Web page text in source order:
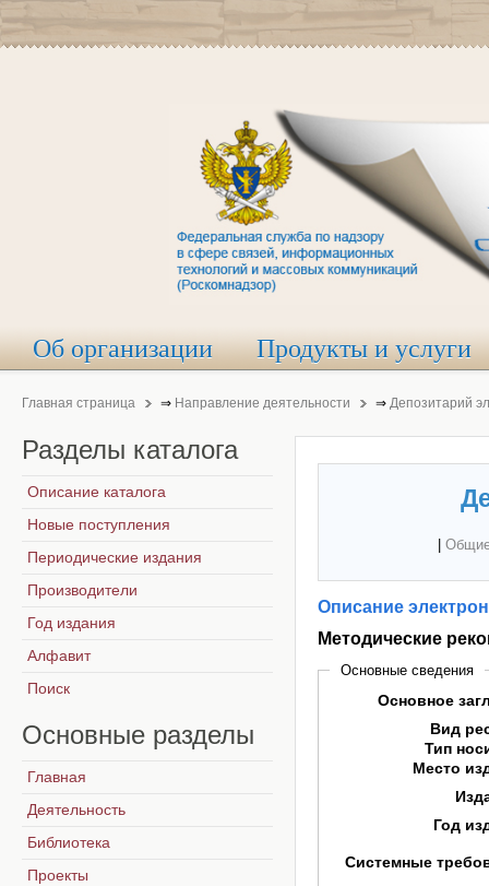
Об организации Продукты и услуги
Главная страница ⇒ Направление деятельности ⇒ Депозитарий
Описание
Методические
Основные сведения
Основное
Вид
Тип
Место
Год
Системные
Разделы каталога
Описание каталога
Новые поступления
Периодические издания
Производители
Год издания
Алфавит
Поиск
Основные разделы
Главная
Деятельность
Библиотека
Проекты